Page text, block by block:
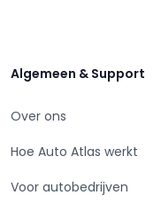
Algemeen & Support
Over ons
Hoe Auto Atlas werkt
Voor autobedrijven